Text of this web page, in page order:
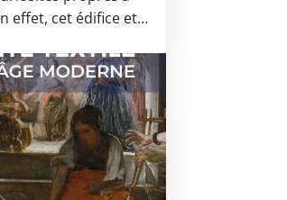
effet, cet édifice et…